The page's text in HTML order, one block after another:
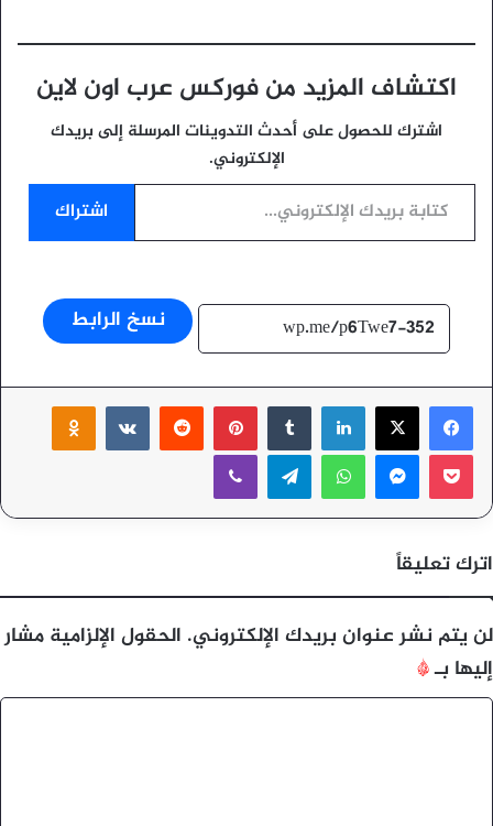
اكتشاف المزيد من فوركس عرب اون لاين
اشترك للحصول على أحدث التدوينات المرسلة إلى بريدك
الإلكتروني.
كتابة بريدك الإلكتروني...
اشتراك
نسخ الرابط
فيسبوك
‫X لينكدإن بينتيريست
‫Pocketماسنجرواتسابتيلقرامڤايبر
اترك تعليقاً
لن يتم نشر عنوان بريدك الإلكتروني. الحقول الإلزامية مشار
إليها بـ*